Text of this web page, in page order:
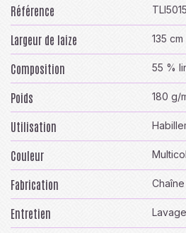
Référence
Largeur de laize 135 cm
Composition 55 %
Poids 180 g/
Utilisation
Couleur
Fabrication
Entretien